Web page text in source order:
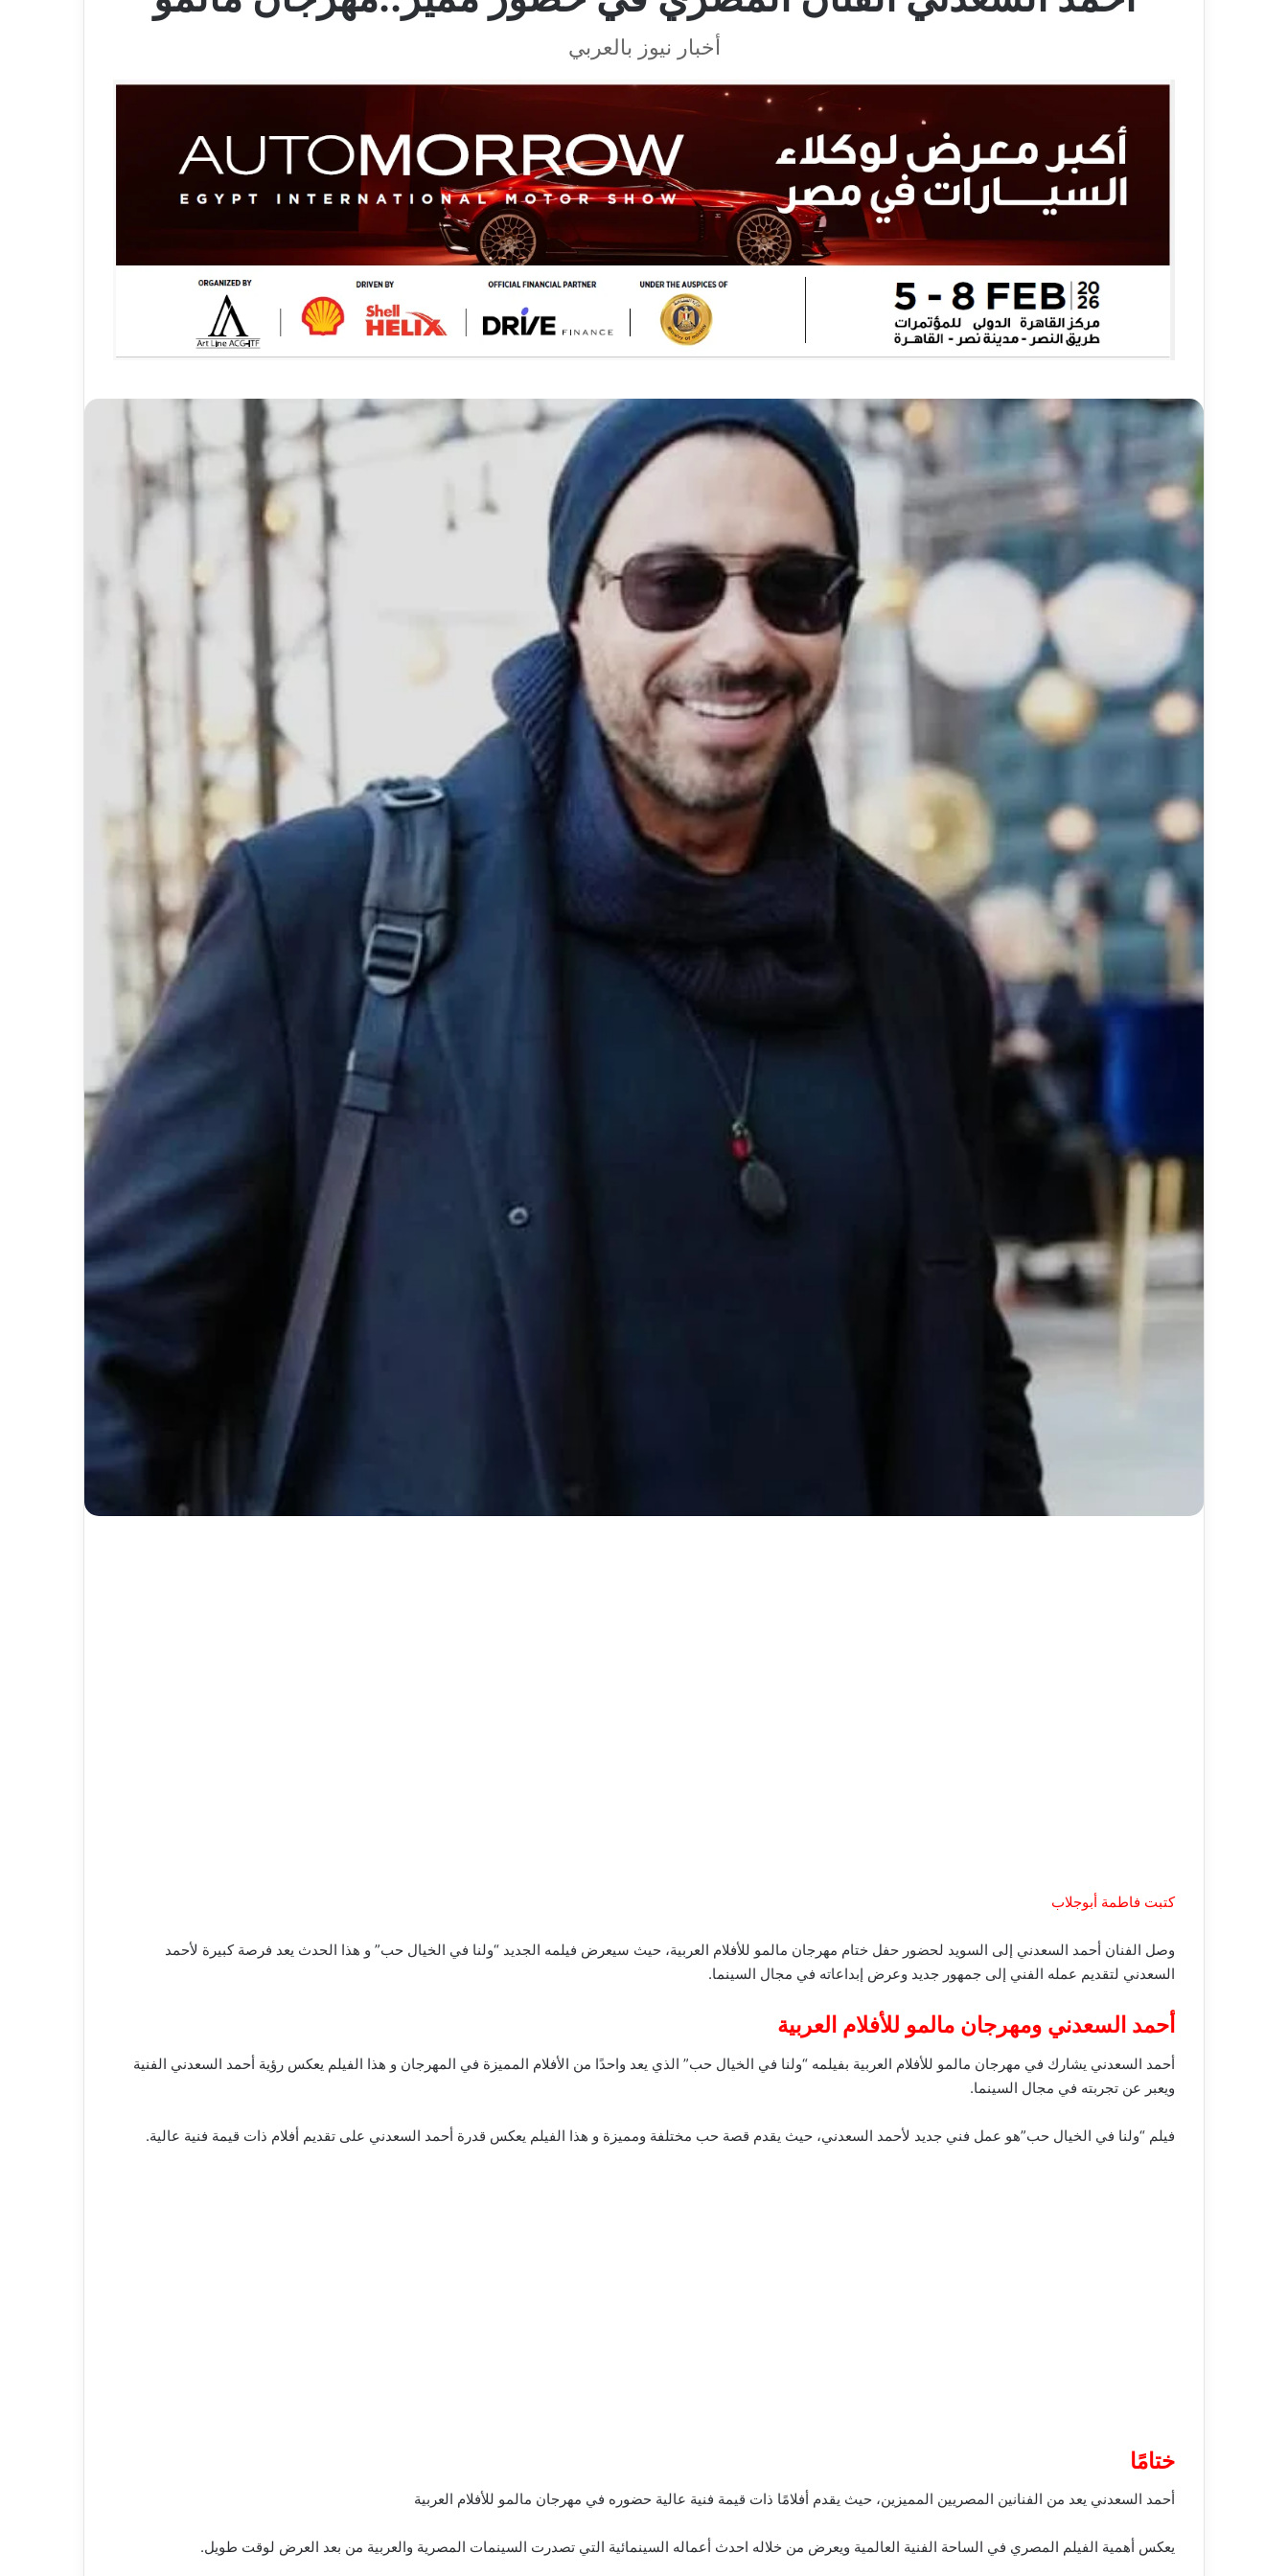
أخبار نيوز بالعربي
كتبت فاطمة أبوجلاب
وصل الفنان أحمد السعدني إلى السويد لحضور حفل ختام مهرجان مالمو للأفلام العربية، حيث سيعرض فيلمه الجديد “ولنا في الخيال حب” و هذا الحدث يعد فرصة كبيرة لأحمد
السعدني لتقديم عمله الفني إلى جمهور جديد وعرض إبداعاته في مجال السينما.
أحمد السعدني ومهرجان مالمو للأفلام العربية
أحمد السعدني يشارك في مهرجان مالمو للأفلام العربية بفيلمه “ولنا في الخيال حب” الذي يعد واحدًا من الأفلام المميزة في المهرجان و هذا الفيلم يعكس رؤية أحمد السعدني الفنية
ويعبر عن تجربته في مجال السينما.
فيلم “ولنا في الخيال حب”هو عمل فني جديد لأحمد السعدني، حيث يقدم قصة حب مختلفة ومميزة و هذا الفيلم يعكس قدرة أحمد السعدني على تقديم أفلام ذات قيمة فنية عالية.
ختامًا
أحمد السعدني يعد من الفنانين المصريين المميزين، حيث يقدم أفلامًا ذات قيمة فنية عالية حضوره في مهرجان مالمو للأفلام العربية
يعكس أهمية الفيلم المصري في الساحة الفنية العالمية ويعرض من خلاله احدث أعماله السينمائية التي تصدرت السينمات المصرية والعربية من بعد العرض لوقت طويل.